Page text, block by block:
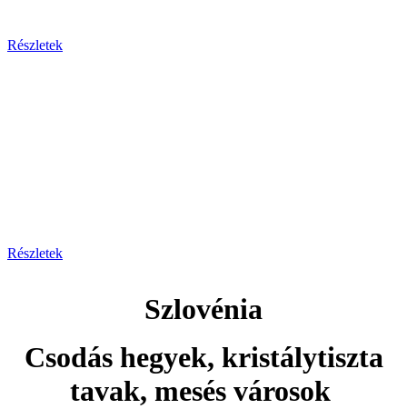
Részletek
Részletek
Szlovénia
Csodás hegyek, kristálytiszta
tavak, mesés városok